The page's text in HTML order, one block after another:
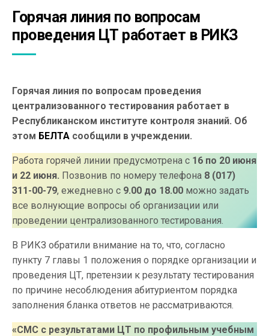
Горячая линия по вопросам
проведения ЦТ работает в РИКЗ
Горячая линия по вопросам проведения
централизованного тестирования работает в
Республиканском институте контроля знаний. Об
этом БЕЛТА сообщили в учреждении.
Работа горячей линии предусмотрена с 16 по 20 июня
и 22 июня. Позвонив по номеру телефона 8 (017)
311-00-79, ежедневно с 9.00 до 18.00 можно задать
все волнующие вопросы об организации или
проведении централизованного тестирования.
В РИКЗ обратили внимание на то, что, согласно
пункту 7 главы 1 положения о порядке организации и
проведения ЦТ, претензии к результату тестирования
по причине несоблюдения абитуриентом порядка
заполнения бланка ответов не рассматриваются.
«СМС с результатами ЦТ по профильным учебным